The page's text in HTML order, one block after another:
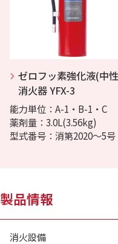
ゼロフッ素強化液(中
消火器 YFX-3
能力単位：A-1・B-1・C
薬剤量：3.0L(3.56kg)
型式番号：消第2020～5号
製品情報
消火設備